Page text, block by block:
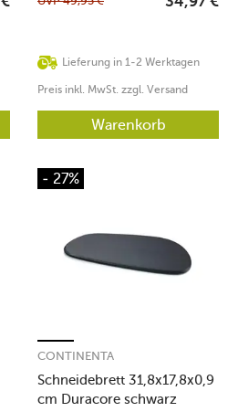
Lieferung in 1-2 Werktagen
Preis inkl. MwSt. zzgl. Versand
Warenkorb
- 27%
Schneidebrett 31,8x17,8x0,9
cm Duracore schwarz
CONTINENTA